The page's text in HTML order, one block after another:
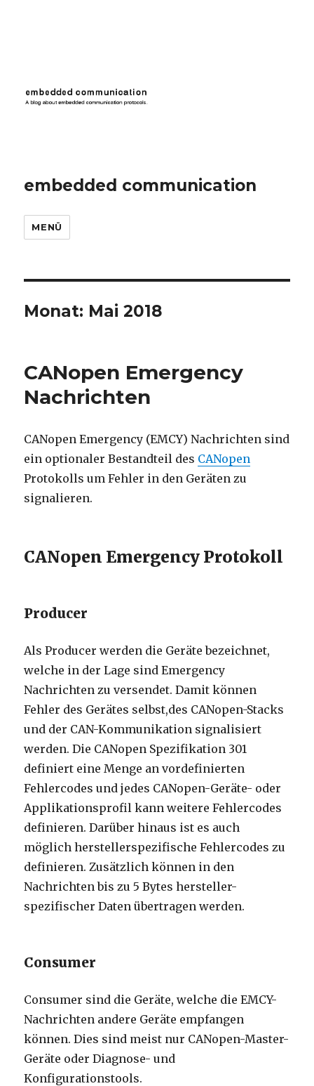
embedded communication
MENÜ
Monat: Mai 2018
CANopen Emergency
Nachrichten
CANopen Emergency (EMCY) Nachrichten sind
ein optionaler Bestandteil des CANopen
Protokolls um Fehler in den Geräten zu
signalieren.
CANopen Emergency Protokoll
Producer
Als Producer werden die Geräte bezeichnet,
welche in der Lage sind Emergency
Nachrichten zu versendet. Damit können
Fehler des Gerätes selbst,des CANopen-Stacks
und der CAN-Kommunikation signalisiert
werden. Die CANopen Spezifikation 301
definiert eine Menge an vordefinierten
Fehlercodes und jedes CANopen-Geräte- oder
Applikationsprofil kann weitere Fehlercodes
definieren. Darüber hinaus ist es auch
möglich herstellerspezifische Fehlercodes zu
definieren. Zusätzlich können in den
Nachrichten bis zu 5 Bytes hersteller-
spezifischer Daten übertragen werden.
Consumer
Consumer sind die Geräte, welche die EMCY-
Nachrichten andere Geräte empfangen
können. Dies sind meist nur CANopen-Master-
Geräte oder Diagnose- und
Konfigurationstools.